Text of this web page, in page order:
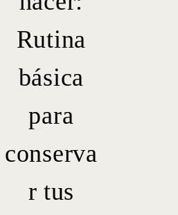
Rutina
básica
para
conserva
r tus